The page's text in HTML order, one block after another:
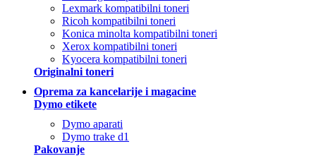
Lexmark kompatibilni toneri
Ricoh kompatibilni toneri
Konica minolta kompatibilni toneri
Xerox kompatibilni toneri
Kyocera kompatibilni toneri
Originalni toneri
Oprema za kancelarije i magacine
Dymo etikete
Dymo aparati
Dymo trake d1
Pakovanje